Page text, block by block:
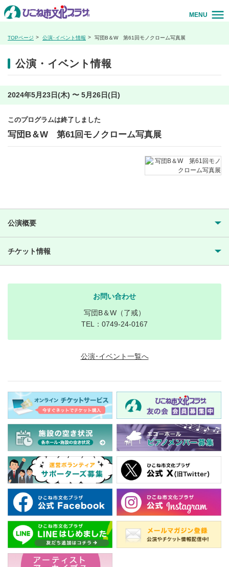
MENU
TOPページ 公演･イベント情報 写団B＆W 第61回モノクローム写真展
公演・イベント情報
2024年5月23日(木) 〜 5月26日(日)
このプログラムは終了しました
写団B＆W 第61回モノクローム写真展
公演概要
チケット情報
お問い合わせ
写団B＆W（了戒）
TEL：0749-24-0167
公演･イベント一覧へ